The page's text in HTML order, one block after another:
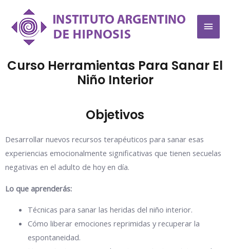
Curso Herramientas Para Sanar El
Niño Interior
Objetivos
Desarrollar nuevos recursos terapéuticos para sanar esas
experiencias emocionalmente significativas que tienen secuelas
negativas en el adulto de hoy en día.
Lo que aprenderás:
Técnicas para sanar las heridas del niño interior.
Cómo liberar emociones reprimidas y recuperar la
espontaneidad.